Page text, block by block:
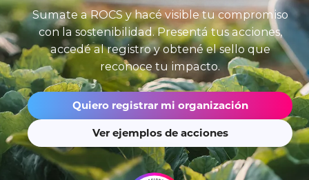
Sumate a ROCS y hacé visible tu compromiso
con la sostenibilidad. Presentá tus acciones,
accedé al registro y obtené el sello que
reconoce tu impacto.
Quiero registrar mi organización
Ver ejemplos de acciones